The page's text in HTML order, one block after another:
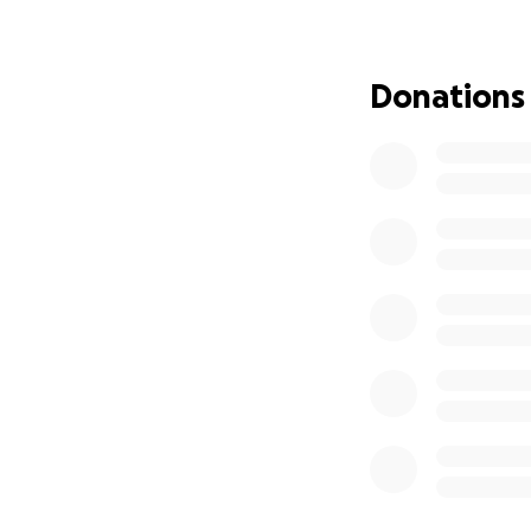
Ce que ça veut
Donations